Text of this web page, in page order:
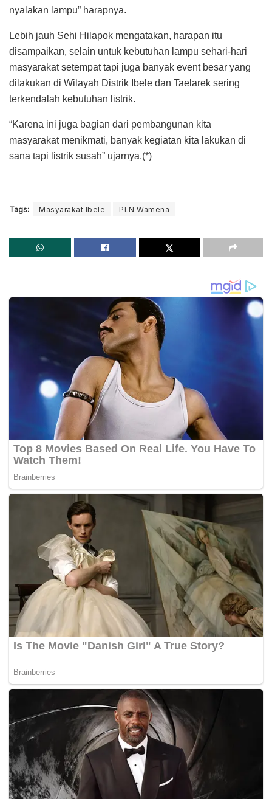
nyalakan lampu” harapnya.
Lebih jauh Sehi Hilapok mengatakan, harapan itu
disampaikan, selain untuk kebutuhan lampu sehari-hari
masyarakat setempat tapi juga banyak event besar yang
dilakukan di Wilayah Distrik Ibele dan Taelarek sering
terkendalah kebutuhan listrik.
“Karena ini juga bagian dari pembangunan kita
masyarakat menikmati, banyak kegiatan kita lakukan di
sana tapi listrik susah” ujarnya.(*)
Tags: Masyarakat Ibele PLN Wamena